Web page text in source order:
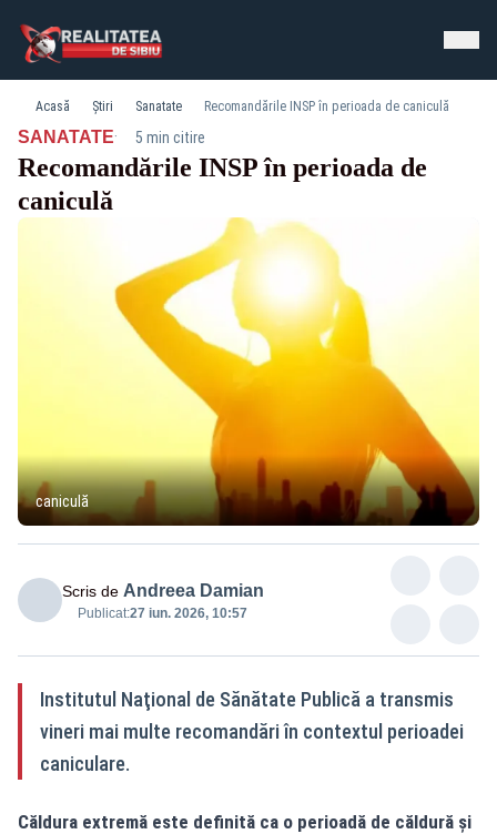
Acasă Știri Sanatate Recomandările INSP în perioada de caniculă
SANATATE· 5 min citire
Recomandările INSP în perioada de
caniculă
caniculă
Scris de Andreea Damian
Publicat:27 iun. 2026, 10:57
Institutul Naţional de Sănătate Publică a transmis
vineri mai multe recomandări în contextul perioadei
caniculare.
Căldura extremă este definită ca o perioadă de căldură și